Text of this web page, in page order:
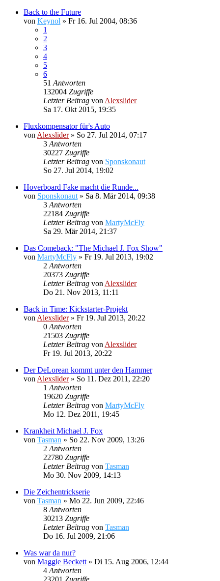
Back to the Future
von Keynol » Fr 16. Jul 2004, 08:36
1
2
3
4
5
6
51 Antworten
132004 Zugriffe
Letzter Beitrag von Alexslider
Sa 17. Okt 2015, 19:35
Fluxkompensator für's Auto
von Alexslider» So 27. Jul 2014, 07:17
3 Antworten
30227 Zugriffe
Letzter Beitrag von Sponskonaut
So 27. Jul 2014, 19:02
Hoverboard Fake macht die Runde...
von Sponskonaut » Sa 8. Mär 2014, 09:38
3 Antworten
22184 Zugriffe
Letzter Beitrag von MartyMcFly
Sa 29. Mär 2014, 21:37
Das Comeback: "The Michael J. Fox Show"
von MartyMcFly » Fr 19. Jul 2013, 19:02
2 Antworten
20373 Zugriffe
Letzter Beitrag von Alexslider
Do 21. Nov 2013, 11:11
Back in Time: Kickstarter-Projekt
von Alexslider» Fr 19. Jul 2013, 20:22
0 Antworten
21503 Zugriffe
Letzter Beitrag von Alexslider
Fr 19. Jul 2013, 20:22
Der DeLorean kommt unter den Hammer
von Alexslider» So 11. Dez 2011, 22:20
1 Antworten
19620 Zugriffe
Letzter Beitrag von MartyMcFly
Mo 12. Dez 2011, 19:45
Krankheit Michael J. Fox
von Tasman » So 22. Nov 2009, 13:26
2 Antworten
22780 Zugriffe
Letzter Beitrag von Tasman
Mo 30. Nov 2009, 14:13
Die Zeichentrickserie
von Tasman » Mo 22. Jun 2009, 22:46
8 Antworten
30213 Zugriffe
Letzter Beitrag von Tasman
Do 16. Jul 2009, 21:06
Was war da nur?
von Maggie Beckett » Di 15. Aug 2006, 12:44
4 Antworten
23201 Zugriffe